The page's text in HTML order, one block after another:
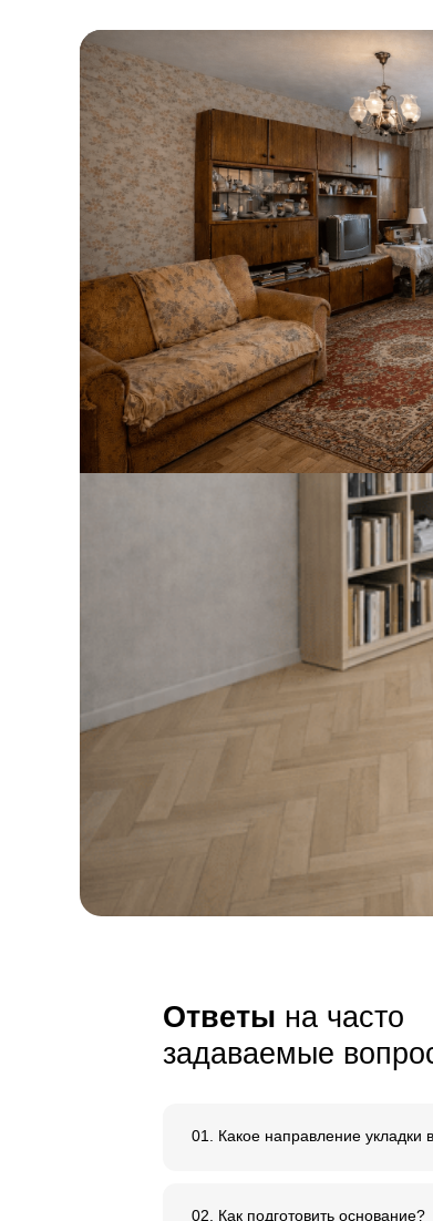
Плинтус
32 для профиля
под покраску
СОЕДИНИТЕЛЬ
41 ₽ В корзину
и
Сырье,
нашего